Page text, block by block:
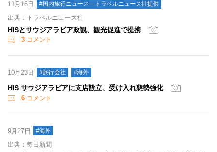
11月16日 #国内旅行ニュース―トラベルニュース社提供
出典：トラベルニュース社
HISとサウジアラビア政観、観光促進で提携
3 コメント
10月23日 #旅行会社 #海外
HIS サウジアラビアに支店設立、受け入れ態勢強化
6 コメント
9月27日 #海外
出典：毎日新聞